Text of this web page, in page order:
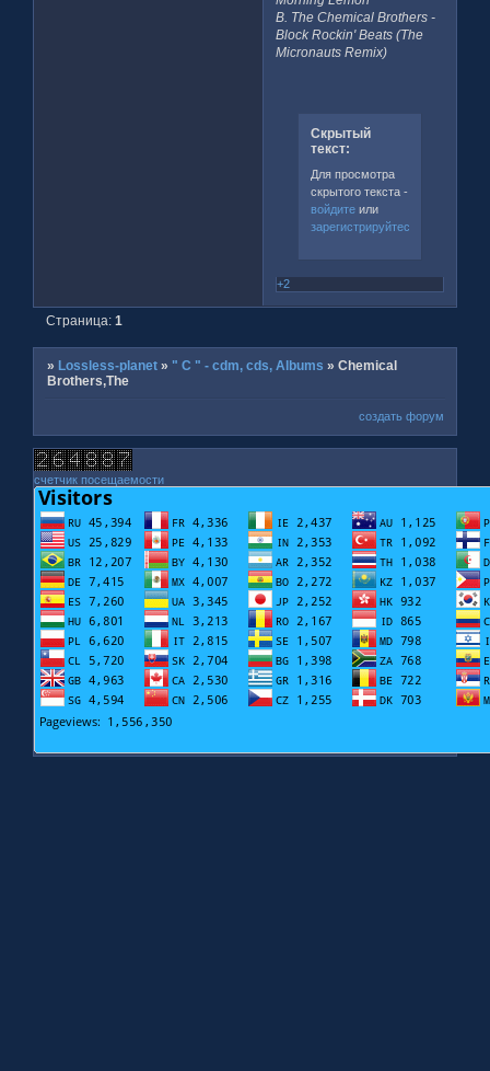
B. The Chemical Brothers -
Block Rockin' Beats (The
Micronauts Remix)
Скрытый
текст:
Для просмотра
скрытого текста -
войдитеили
зарегистрируйтесь
+2
Страница:1
» Lossless-planet » " C " - cdm, cds, Albums »Chemical
Brothers,The
создать форум
счетчик посещаемости